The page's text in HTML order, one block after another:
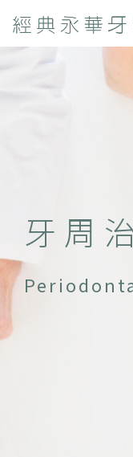
牙 周